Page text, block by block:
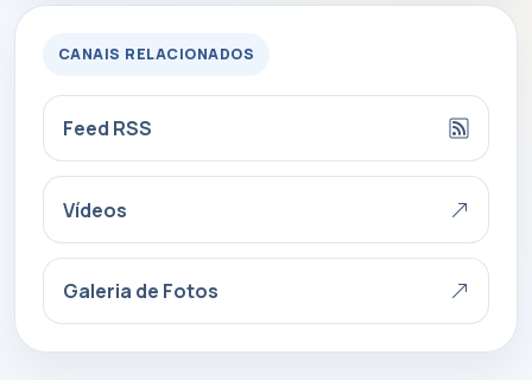
CANAIS RELACIONADOS
Feed RSS
Vídeos
Galeria de Fotos